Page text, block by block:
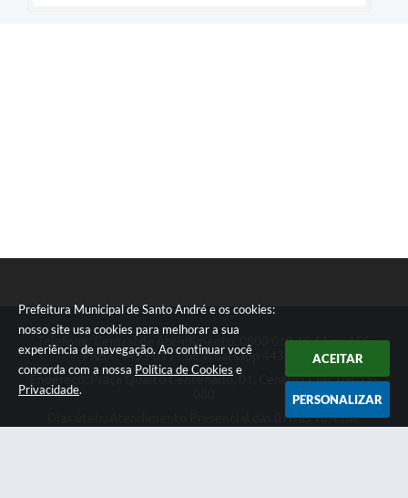
Prefeitura Municipal de Santo André e os cookies:
nosso site usa cookies para melhorar a sua
experiência de navegação. Ao continuar você
concorda com a nossa Política de Cookies e
Privacidade.
ACEITAR
PERSONALIZAR
Telefone: Central de Atendimento: 0800 019 19 44 ou 156
PABX: 4433-0111 ou Whatsapp 4433-0123
Endereço: Praça Quarto Centenário, 01, Centro | CEP: 09015-
Dias úteis, Atendimento Presencial das 07h as 18:45he